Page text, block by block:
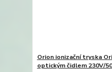
Orion ionizační tryska
optickým čidlem 230V/